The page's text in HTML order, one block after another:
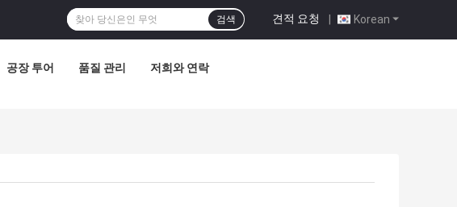
Korean
견적 요청 |
검색
공장 투어 품질 관리 저희와 연락